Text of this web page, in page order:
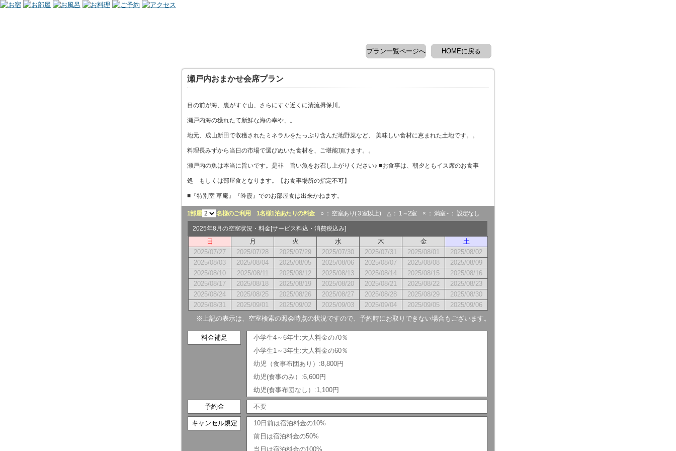
HOMEに戻る
プラン一覧ページへ
瀬戸内おまかせ会席プラン
目の前が海、裏がすぐ山、さらにすぐ近くに清流揖保川。
瀬戸内海の獲れたて新鮮な海の幸や、。
地元、成山新田で収穫されたミネラルをたっぷり含んだ地野菜など、 美味しい食材に恵まれた土地です。。
料理長みずから当日の市場で選びぬいた食材を、ご堪能頂けます。。
瀬戸内の魚は本当に旨いです。是非 旨い魚をお召し上がりください♪ ■お食事は、朝夕ともイス席のお食事
処 もしくは部屋食となります。【お食事場所の指定不可】
■『特別室 草庵』『吟霞』でのお部屋食は出来かねます。
1部屋 名様のご利用 1名様1泊あたりの料金○ ： 空室あり( 3 室以上) △ ： 1～2室 × ： 満室 - ： 設定なし
2025年8月の空室状況・料金[サービス料込・消費税込み]
日 月 火 水 木 金
土
2025/07/27
2025/07/28 2025/07/29 2025/07/30 2025/07/31 2025/08/01
2025/08/02
2025/08/03
2025/08/04 2025/08/05 2025/08/06 2025/08/07 2025/08/08
2025/08/09
2025/08/10
2025/08/11 2025/08/12 2025/08/13 2025/08/14 2025/08/15
2025/08/16
2025/08/17
2025/08/18 2025/08/19 2025/08/20 2025/08/21 2025/08/22
2025/08/23
2025/08/24
2025/08/25 2025/08/26 2025/08/27 2025/08/28 2025/08/29
2025/08/30
2025/08/31
2025/09/01 2025/09/02 2025/09/03 2025/09/04 2025/09/05
2025/09/06
※上記の表示は、空室検索の照会時点の状況ですので、予約時にお取りできない場合もございます。
料金補足
小学生4～6年生:大人料金の70％
小学生1～3年生:大人料金の60％
幼児（食事布団あり）:8,800円
幼児(食事のみ）:6,600円
幼児(食事布団なし）:1,100円
予約金 不要
キャンセル規定
10日前は宿泊料金の10%
前日は宿泊料金の50%
当日は宿泊料金の100%